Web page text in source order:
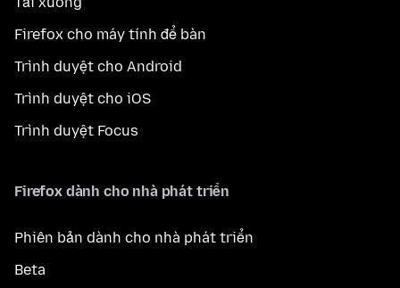
Firefox cho máy tính để bàn
Trình duyệt cho Android
Trình duyệt cho iOS
Trình duyệt Focus
Firefox dành cho nhà phát triển
Phiên bản dành cho nhà phát triển
Beta